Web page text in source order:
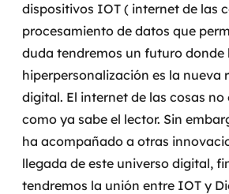
dispositivos IOT ( internet de las
procesamiento de datos que
duda tendremos un futuro donde
hiperpersonalización es la nueva
digital. El internet de las cosas no
como ya sabe el lector. Sin
ha acompañado a otras
llegada de este universo digital,
tendremos la unión entre IOT y